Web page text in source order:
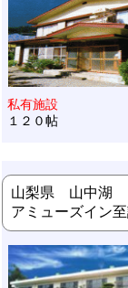
私有施設
１２０帖
山梨県 山中湖
アミューズイン